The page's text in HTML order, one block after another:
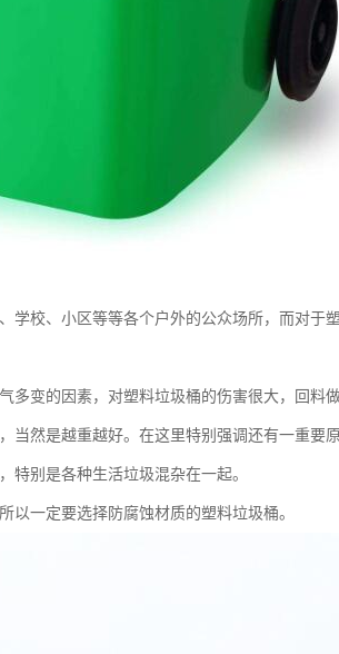
学校、小区等等各个户外的公众场所，而对于
多变的因素，对塑料垃圾桶的伤害很大，回料
当然是越重越好。在这里特别强调还有一重要
特别是各种生活垃圾混杂在一起。
以一定要选择防腐蚀材质的塑料垃圾桶。